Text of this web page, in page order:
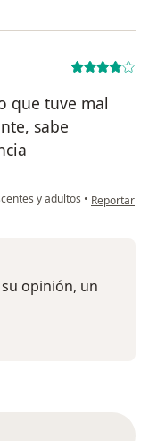
que tuve mal
sabe
y adultos • en opinión
Reportar
opinión, un